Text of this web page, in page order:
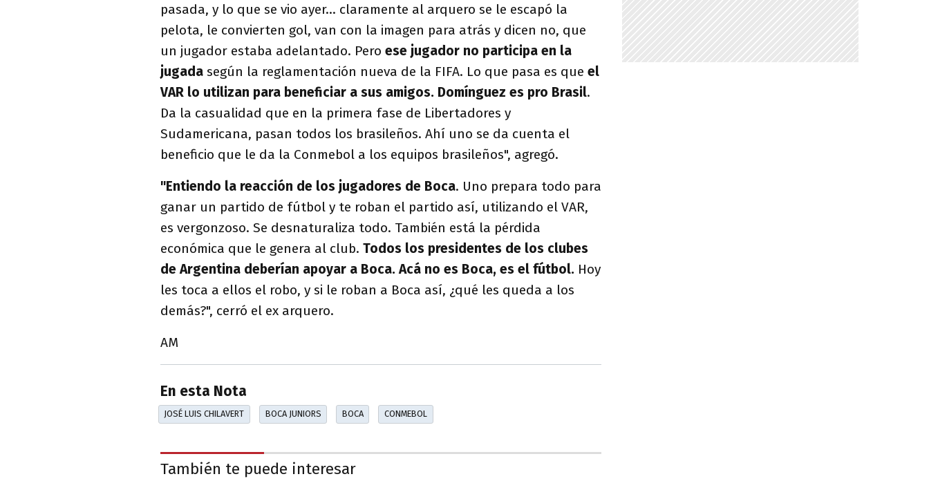
pasada, y lo que se vio ayer... claramente al arquero se le escapó la
pelota, le convierten gol, van con la imagen para atrás y dicen no, que
un jugador estaba adelantado. Pero ese jugador no participa en la
jugada según la reglamentación nueva de la FIFA. Lo que pasa es que el
VAR lo utilizan para beneficiar a sus amigos. Domínguez es pro Brasil.
Da la casualidad que en la primera fase de Libertadores y
Sudamericana, pasan todos los brasileños. Ahí uno se da cuenta el
beneficio que le da la Conmebol a los equipos brasileños", agregó.
"Entiendo la reacción de los jugadores de Boca. Uno prepara todo para
ganar un partido de fútbol y te roban el partido así, utilizando el VAR,
es vergonzoso. Se desnaturaliza todo. También está la pérdida
económica que le genera al club. Todos los presidentes de los clubes
de Argentina deberían apoyar a Boca. Acá no es Boca, es el fútbol. Hoy
les toca a ellos el robo, y si le roban a Boca así, ¿qué les queda a los
demás?", cerró el ex arquero.
AM
En esta Nota
JOSÉ LUIS CHILAVERT BOCA JUNIORS BOCA CONMEBOL
También te puede interesar